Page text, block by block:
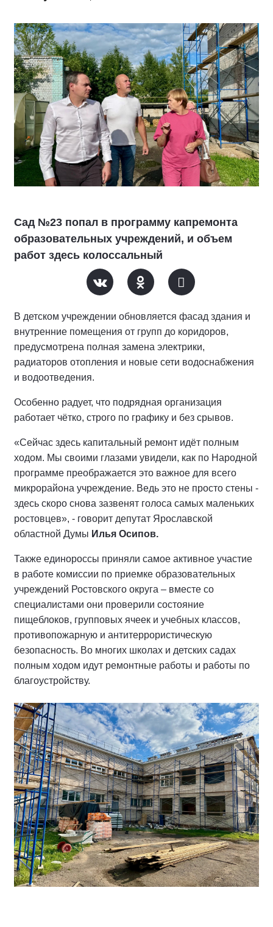
Сад №23 попал в программу капремонта
образовательных учреждений, и объем
работ здесь колоссальный
В детском учреждении обновляется фасад здания и
внутренние помещения от групп до коридоров,
предусмотрена полная замена электрики,
радиаторов отопления и новые сети водоснабжения
и водоотведения.
Особенно радует, что подрядная организация
работает чётко, строго по графику и без срывов.
«Сейчас здесь капитальный ремонт идёт полным
ходом. Мы своими глазами увидели, как по Народной
программе преображается это важное для всего
микрорайона учреждение. Ведь это не просто стены -
здесь скоро снова зазвенят голоса самых маленьких
ростовцев», - говорит депутат Ярославской
областной Думы Илья Осипов.
Также единороссы приняли самое активное участие
в работе комиссии по приемке образовательных
учреждений Ростовского округа – вместе со
специалистами они проверили состояние
пищеблоков, групповых ячеек и учебных классов,
противопожарную и антитеррористическую
безопасность. Во многих школах и детских садах
полным ходом идут ремонтные работы и работы по
благоустройству.